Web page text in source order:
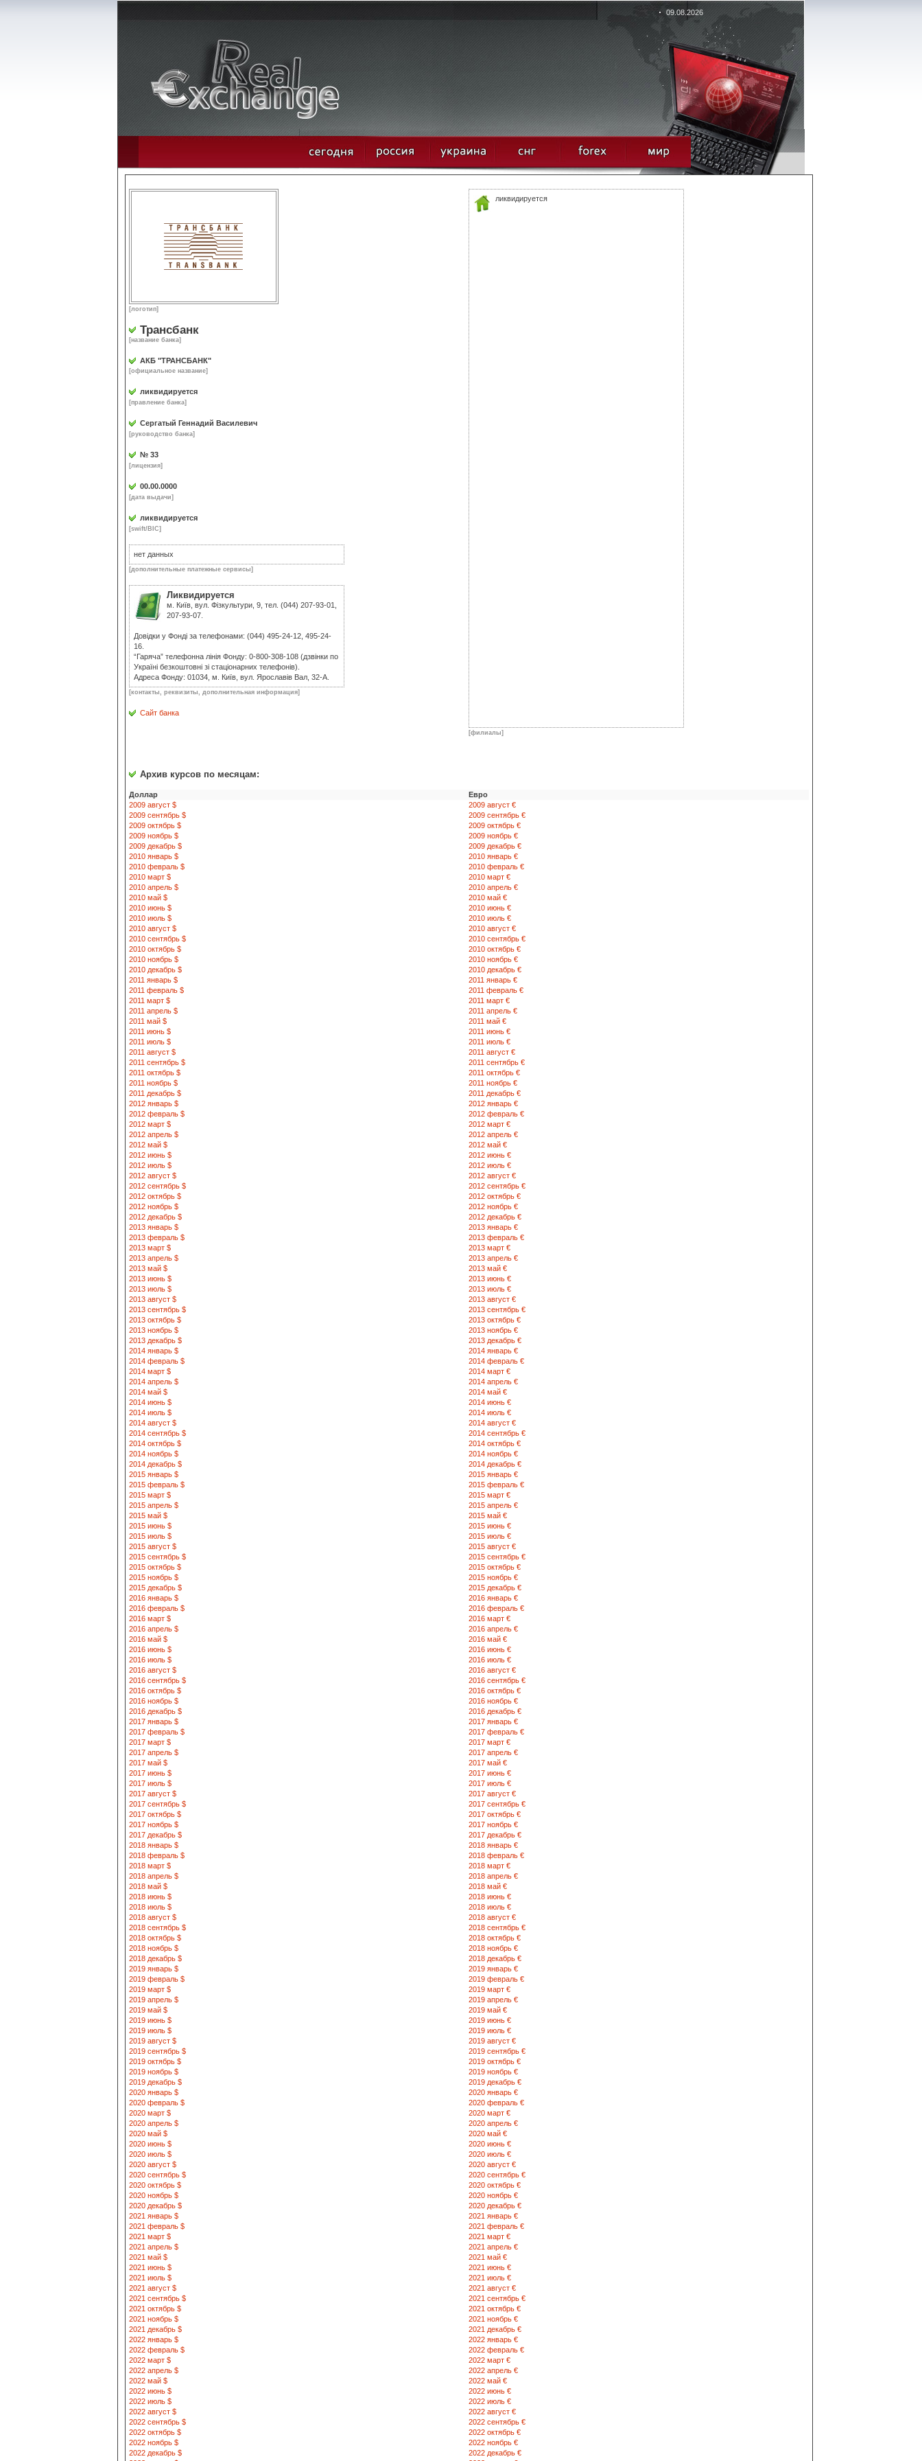
09.08.2026
[логотип]
Трансбанк
[название банка]
АКБ "ТРАНСБАНК"
[официальное название]
ликвидируется
[правление банка]
Сергатый Геннадий Василевич
[руководство банка]
№ 33
[лицензия]
00.00.0000
[дата выдачи]
ликвидируется
[swift/BIC]
нет данных
[дополнительные платежные сервисы]
Ликвидируется
м. Київ, вул. Фізкультури, 9, тел. (044) 207-93-01,
207-93-07.
Довідки у Фонді за телефонами: (044) 495-24-12, 495-24-
16.
“Гаряча” телефонна лінія Фонду: 0-800-308-108 (дзвінки по
Україні безкоштовні зі стаціонарних телефонів).
Адреса Фонду: 01034, м. Київ, вул. Ярославів Вал, 32-А.
[контакты, реквизиты, дополнительная информация]
Сайт банка
ликвидируется
[филиалы]
Архив курсов по месяцам:
Доллар
Евро
2009 август $
2009 август €
2009 сентябрь $
2009 сентябрь €
2009 октябрь $
2009 октябрь €
2009 ноябрь $
2009 ноябрь €
2009 декабрь $
2009 декабрь €
2010 январь $
2010 январь €
2010 февраль $
2010 февраль €
2010 март $
2010 март €
2010 апрель $
2010 апрель €
2010 май $
2010 май €
2010 июнь $
2010 июнь €
2010 июль $
2010 июль €
2010 август $
2010 август €
2010 сентябрь $
2010 сентябрь €
2010 октябрь $
2010 октябрь €
2010 ноябрь $
2010 ноябрь €
2010 декабрь $
2010 декабрь €
2011 январь $
2011 январь €
2011 февраль $
2011 февраль €
2011 март $
2011 март €
2011 апрель $
2011 апрель €
2011 май $
2011 май €
2011 июнь $
2011 июнь €
2011 июль $
2011 июль €
2011 август $
2011 август €
2011 сентябрь $
2011 сентябрь €
2011 октябрь $
2011 октябрь €
2011 ноябрь $
2011 ноябрь €
2011 декабрь $
2011 декабрь €
2012 январь $
2012 январь €
2012 февраль $
2012 февраль €
2012 март $
2012 март €
2012 апрель $
2012 апрель €
2012 май $
2012 май €
2012 июнь $
2012 июнь €
2012 июль $
2012 июль €
2012 август $
2012 август €
2012 сентябрь $
2012 сентябрь €
2012 октябрь $
2012 октябрь €
2012 ноябрь $
2012 ноябрь €
2012 декабрь $
2012 декабрь €
2013 январь $
2013 январь €
2013 февраль $
2013 февраль €
2013 март $
2013 март €
2013 апрель $
2013 апрель €
2013 май $
2013 май €
2013 июнь $
2013 июнь €
2013 июль $
2013 июль €
2013 август $
2013 август €
2013 сентябрь $
2013 сентябрь €
2013 октябрь $
2013 октябрь €
2013 ноябрь $
2013 ноябрь €
2013 декабрь $
2013 декабрь €
2014 январь $
2014 январь €
2014 февраль $
2014 февраль €
2014 март $
2014 март €
2014 апрель $
2014 апрель €
2014 май $
2014 май €
2014 июнь $
2014 июнь €
2014 июль $
2014 июль €
2014 август $
2014 август €
2014 сентябрь $
2014 сентябрь €
2014 октябрь $
2014 октябрь €
2014 ноябрь $
2014 ноябрь €
2014 декабрь $
2014 декабрь €
2015 январь $
2015 январь €
2015 февраль $
2015 февраль €
2015 март $
2015 март €
2015 апрель $
2015 апрель €
2015 май $
2015 май €
2015 июнь $
2015 июнь €
2015 июль $
2015 июль €
2015 август $
2015 август €
2015 сентябрь $
2015 сентябрь €
2015 октябрь $
2015 октябрь €
2015 ноябрь $
2015 ноябрь €
2015 декабрь $
2015 декабрь €
2016 январь $
2016 январь €
2016 февраль $
2016 февраль €
2016 март $
2016 март €
2016 апрель $
2016 апрель €
2016 май $
2016 май €
2016 июнь $
2016 июнь €
2016 июль $
2016 июль €
2016 август $
2016 август €
2016 сентябрь $
2016 сентябрь €
2016 октябрь $
2016 октябрь €
2016 ноябрь $
2016 ноябрь €
2016 декабрь $
2016 декабрь €
2017 январь $
2017 январь €
2017 февраль $
2017 февраль €
2017 март $
2017 март €
2017 апрель $
2017 апрель €
2017 май $
2017 май €
2017 июнь $
2017 июнь €
2017 июль $
2017 июль €
2017 август $
2017 август €
2017 сентябрь $
2017 сентябрь €
2017 октябрь $
2017 октябрь €
2017 ноябрь $
2017 ноябрь €
2017 декабрь $
2017 декабрь €
2018 январь $
2018 январь €
2018 февраль $
2018 февраль €
2018 март $
2018 март €
2018 апрель $
2018 апрель €
2018 май $
2018 май €
2018 июнь $
2018 июнь €
2018 июль $
2018 июль €
2018 август $
2018 август €
2018 сентябрь $
2018 сентябрь €
2018 октябрь $
2018 октябрь €
2018 ноябрь $
2018 ноябрь €
2018 декабрь $
2018 декабрь €
2019 январь $
2019 январь €
2019 февраль $
2019 февраль €
2019 март $
2019 март €
2019 апрель $
2019 апрель €
2019 май $
2019 май €
2019 июнь $
2019 июнь €
2019 июль $
2019 июль €
2019 август $
2019 август €
2019 сентябрь $
2019 сентябрь €
2019 октябрь $
2019 октябрь €
2019 ноябрь $
2019 ноябрь €
2019 декабрь $
2019 декабрь €
2020 январь $
2020 январь €
2020 февраль $
2020 февраль €
2020 март $
2020 март €
2020 апрель $
2020 апрель €
2020 май $
2020 май €
2020 июнь $
2020 июнь €
2020 июль $
2020 июль €
2020 август $
2020 август €
2020 сентябрь $
2020 сентябрь €
2020 октябрь $
2020 октябрь €
2020 ноябрь $
2020 ноябрь €
2020 декабрь $
2020 декабрь €
2021 январь $
2021 январь €
2021 февраль $
2021 февраль €
2021 март $
2021 март €
2021 апрель $
2021 апрель €
2021 май $
2021 май €
2021 июнь $
2021 июнь €
2021 июль $
2021 июль €
2021 август $
2021 август €
2021 сентябрь $
2021 сентябрь €
2021 октябрь $
2021 октябрь €
2021 ноябрь $
2021 ноябрь €
2021 декабрь $
2021 декабрь €
2022 январь $
2022 январь €
2022 февраль $
2022 февраль €
2022 март $
2022 март €
2022 апрель $
2022 апрель €
2022 май $
2022 май €
2022 июнь $
2022 июнь €
2022 июль $
2022 июль €
2022 август $
2022 август €
2022 сентябрь $
2022 сентябрь €
2022 октябрь $
2022 октябрь €
2022 ноябрь $
2022 ноябрь €
2022 декабрь $
2022 декабрь €